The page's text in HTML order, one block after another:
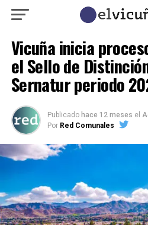
Vicuña inicia
el Sello de
Sernatur periodo
Publicado hace 12 meses el
Por Red Comunales